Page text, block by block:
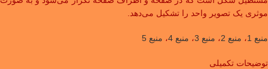
موثری یک تصویر واحد را تشکیل می‌دهد.
منبع 1 ، منبع 2 ، منبع 3 ، منبع 4 ، منبع 5
توضیحات تکمیلی